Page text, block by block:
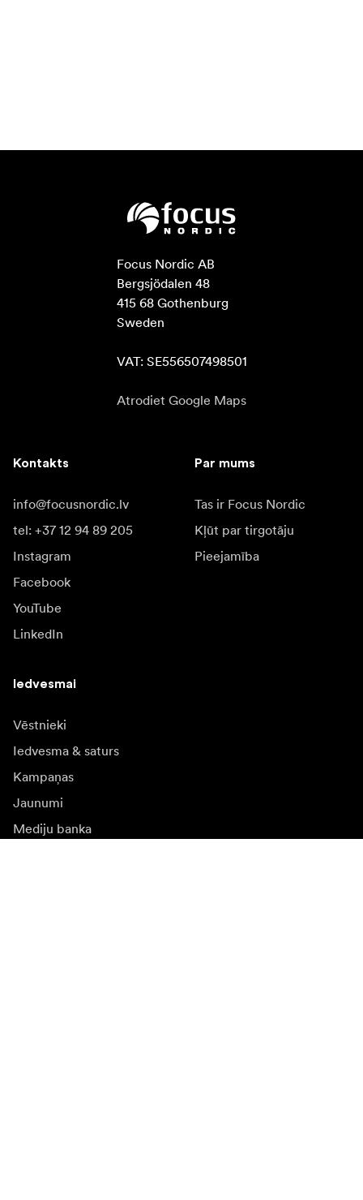
Focus Nordic AB
Bergsjödalen 48
415 68 Gothenburg
Sweden
VAT: SE556507498501
Atrodiet Google Maps
Kontakts
info@focusnordic.lv
tel: +37 12 94 89 205
Instagram
Facebook
YouTube
LinkedIn
Par mums
Tas ir Focus Nordic
Kļūt par tirgotāju
Pieejamība
Iedvesmai
Vēstnieki
Iedvesma & saturs
Kampaņas
Jaunumi
Mediju banka